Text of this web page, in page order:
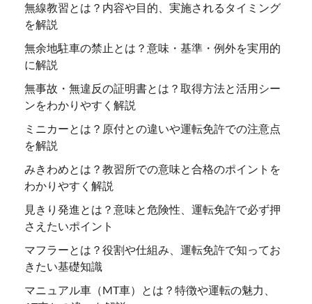
無線教習とは？内容や目的、実施されるタイミング
を解説
無余地駐車の禁止とは？意味・基準・例外を実用的
に解説
無事故・無違反の証明書とは？取得方法と活用シー
ンをわかりやすく解説
ミニカーとは？原付との違いや運転免許での注意点
を解説
みきわめとは？教習所での意味と合格のポイントを
わかりやすく解説
見きり発進とは？意味と危険性、運転免許で必ず押
さえたいポイント
マフラーとは？役割や仕組み、運転免許で知ってお
きたい基礎知識
マニュアル車（MT車）とは？特徴や運転の魅力、